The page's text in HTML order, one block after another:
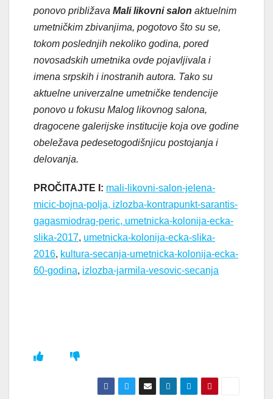
ponovo približava Mali likovni salon aktuelnim
umetničkim zbivanjima, pogotovo što su se,
tokom poslednjih nekoliko godina, pored
novosadskih umetnika ovde pojavljivala i
imena srpskih i inostranih autora. Tako su
aktuelne univerzalne umetničke tendencije
ponovo u fokusu Malog likovnog salona,
dragocene galerijske institucije koja ove godine
obeležava pedesetogodišnjicu postojanja i
delovanja.
PROČITAJTE I: mali-likovni-salon-jelena-
micic-bojna-polja, izlozba-kontrapunkt-sarantis-
gagasmiodrag-peric, umetnicka-kolonija-ecka-
slika-2017, umetnicka-kolonija-ecka-slika-
2016, kultura-secanja-umetnicka-kolonija-ecka-
60-godina, izlozba-jarmila-vesovic-secanja